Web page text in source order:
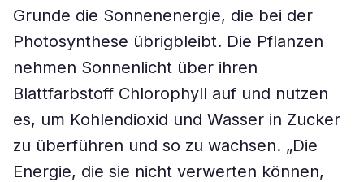
Grunde die Sonnenenergie, die bei der
Photosynthese übrigbleibt. Die Pflanzen
nehmen Sonnenlicht über ihren
Blattfarbstoff Chlorophyll auf und nutzen
es, um Kohlendioxid und Wasser in Zucker
zu überführen und so zu wachsen. „Die
Energie, die sie nicht verwerten können,